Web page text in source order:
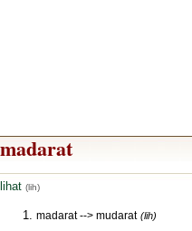
madarat
lihat (lih)
madarat --> mudarat (lih)